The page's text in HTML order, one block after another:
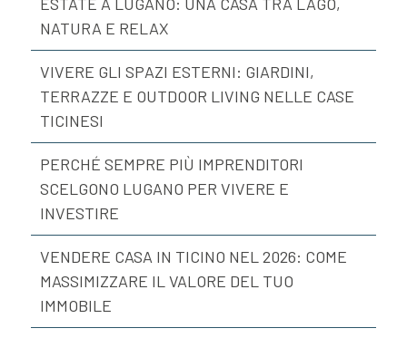
NATURA E RELAX
VIVERE GLI SPAZI ESTERNI: GIARDINI,
TERRAZZE E OUTDOOR LIVING NELLE CASE
TICINESI
PERCHÉ SEMPRE PIÙ IMPRENDITORI
SCELGONO LUGANO PER VIVERE E
INVESTIRE
VENDERE CASA IN TICINO NEL 2026: COME
MASSIMIZZARE IL VALORE DEL TUO
IMMOBILE